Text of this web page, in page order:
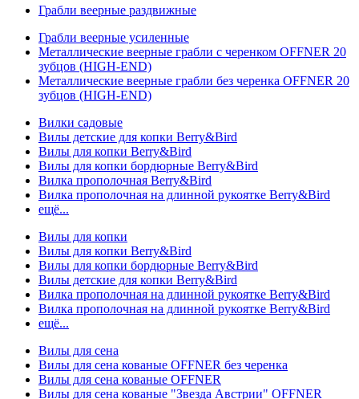
Грабли веерные раздвижные
Грабли веерные усиленные
Металлические веерные грабли с черенком OFFNER 20
зубцов (HIGH-END)
Металлические веерные грабли без черенка OFFNER 20
зубцов (HIGH-END)
Вилки садовые
Вилы детские для копки Berry&Bird
Вилы для копки Berry&Bird
Вилы для копки бордюрные Berry&Bird
Вилка прополочная Berry&Bird
Вилка прополочная на длинной рукоятке Berry&Bird
ещё...
Вилы для копки
Вилы для копки Berry&Bird
Вилы для копки бордюрные Berry&Bird
Вилы детские для копки Berry&Bird
Вилка прополочная на длинной рукоятке Berry&Bird
Вилка прополочная на длинной рукоятке Berry&Bird
ещё...
Вилы для сена
Вилы для сена кованые OFFNER без черенка
Вилы для сена кованые OFFNER
Вилы для сена кованые "Звезда Австрии" OFFNER